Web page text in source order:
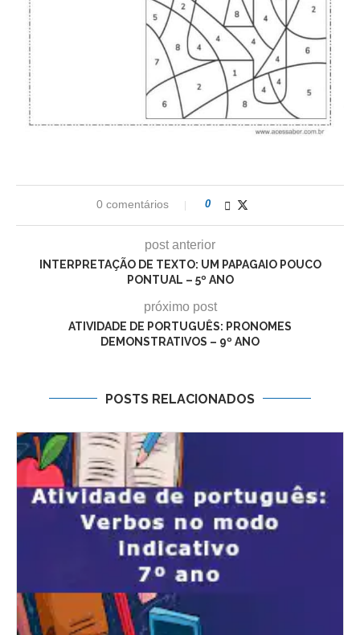
0 comentários 0
post anterior
INTERPRETAÇÃO DE TEXTO: UM PAPAGAIO POUCO
PONTUAL – 5º ANO
próximo post
ATIVIDADE DE PORTUGUÊS: PRONOMES
DEMONSTRATIVOS – 9º ANO
POSTS RELACIONADOS